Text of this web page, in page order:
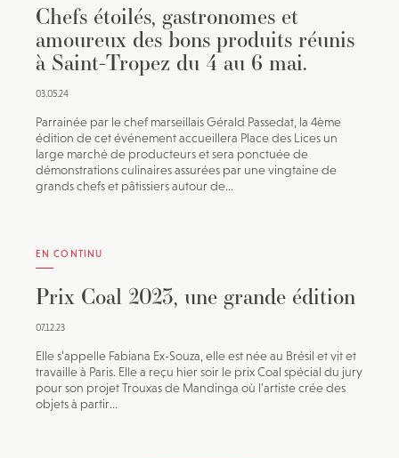
Chefs étoilés, gastronomes et
amoureux des bons produits réunis
à Saint-Tropez du 4 au 6 mai.
03.05.24
Parrainée par le chef marseillais Gérald Passedat, la 4ème
édition de cet événement accueillera Place des Lices un
large marché de producteurs et sera ponctuée de
démonstrations culinaires assurées par une vingtaine de
grands chefs et pâtissiers autour de...
EN CONTINU
Prix Coal 2023, une grande édition
07.12.23
Elle s’appelle Fabiana Ex-Souza, elle est née au Brésil et vit et
travaille à Paris. Elle a reçu hier soir le prix Coal spécial du jury
pour son projet Trouxas de Mandinga où l’artiste crée des
objets à partir...